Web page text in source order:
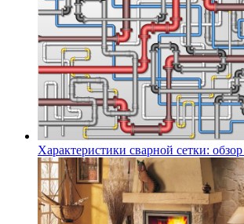
Характеристики сварной сетки: